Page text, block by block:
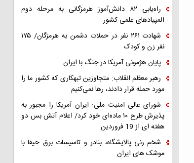
راه‌یابی ۸۲ دانش‌آموز هرمزگانی به مرحله دوم
المپیادهای علمی کشور
شهادت ۲۶۱ نفر در حملات دشمن به هرمزگان/ ۱۷۵
نفر زن و کودک
پایان هژمونی آمریکا در جنگ با ایران
رهبر معظم انقلاب: متجاوزین تبهکاری که کشور ما را
مورد حمله قرار دادند، رها نمی‌کنیم
شورای عالی امنیت ملی: ایران آمریکا را مجبور به
پذیرش طرح ۱۰ ماده‌ای خود کرد/ اعلام آتش بس دو
هفته ای از 19 فروردین
شخم زنی پالایشگاه، بنادر و تاسیسات برق حیفا با
موشک های ایران